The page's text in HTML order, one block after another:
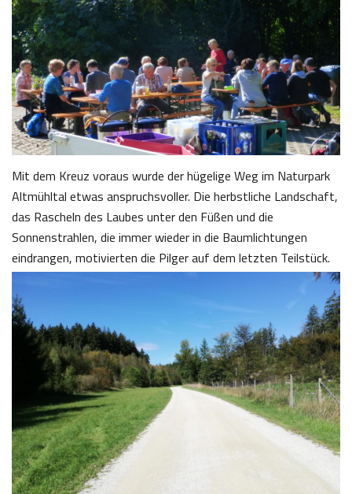
Mit dem Kreuz voraus wurde der hügelige Weg im Naturpark
Altmühltal etwas anspruchsvoller. Die herbstliche Landschaft,
das Rascheln des Laubes unter den Füßen und die
Sonnenstrahlen, die immer wieder in die Baumlichtungen
eindrangen, motivierten die Pilger auf dem letzten Teilstück.